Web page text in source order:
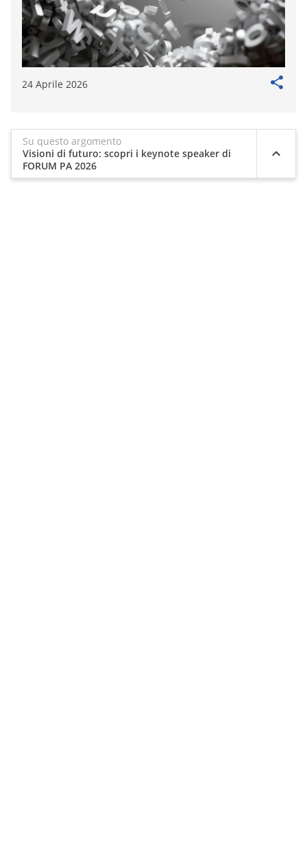
24 Aprile 2026
Su questo argomento
Visioni di futuro: scopri i keynote speaker di
FORUM PA 2026